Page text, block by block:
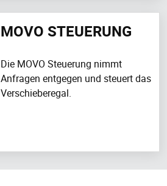
MOVO STEUERUNG
Die MOVO Steuerung nimmt
Anfragen entgegen und steuert das
Verschieberegal.